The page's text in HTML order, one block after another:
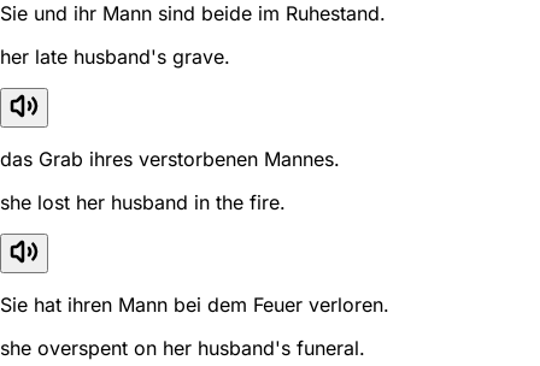
Sie und ihr Mann sind beide im Ruhestand.
her late husband's grave.
das Grab ihres verstorbenen Mannes.
she lost her husband in the fire.
Sie hat ihren Mann bei dem Feuer verloren.
she overspent on her husband's funeral.